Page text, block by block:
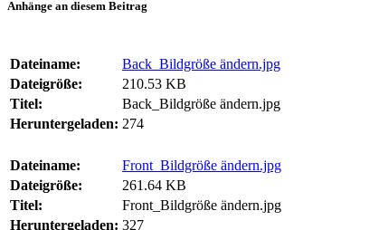
Anhänge an diesem Beitrag
Dateiname:
Back_Bildgröße ändern.jpg
Dateigröße:
210.53 KB
Titel:
Back_Bildgröße ändern.jpg
Heruntergeladen: 274
Dateiname:
Front_Bildgröße ändern.jpg
Dateigröße:
261.64 KB
Titel:
Front_Bildgröße ändern.jpg
Heruntergeladen: 327